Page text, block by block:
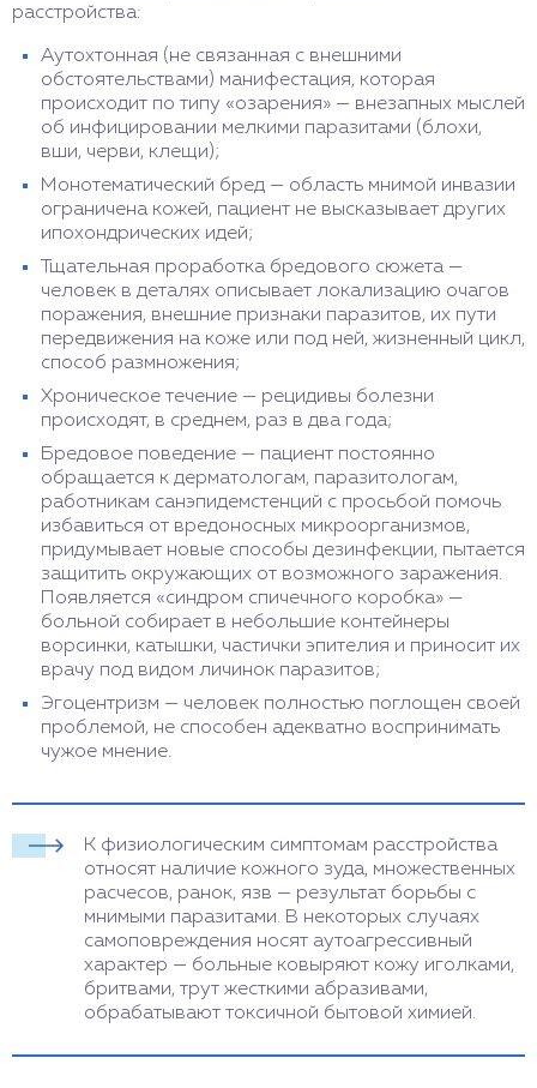
расстройства:
Аутохтонная (не связанная с внешними
обстоятельствами) манифестация, которая
происходит по типу «озарения» — внезапных мыслей
об инфицировании мелкими паразитами (блохи,
вши, черви, клещи);
Монотематический бред — область мнимой инвазии
ограничена кожей, пациент не высказывает других
ипохондрических идей;
Тщательная проработка бредового сюжета —
человек в деталях описывает локализацию очагов
поражения, внешние признаки паразитов, их пути
передвижения на коже или под ней, жизненный цикл,
способ размножения;
Хроническое течение — рецидивы болезни
происходят, в среднем, раз в два года;
Бредовое поведение — пациент постоянно
обращается к дерматологам, паразитологам,
работникам санэпидемстенций с просьбой помочь
избавиться от вредоносных микроорганизмов,
придумывает новые способы дезинфекции, пытается
защитить окружающих от возможного заражения.
Появляется «синдром спичечного коробка» —
больной собирает в небольшие контейнеры
ворсинки, катышки, частички эпителия и приносит их
врачу под видом личинок паразитов;
Эгоцентризм — человек полностью поглощен своей
проблемой, не способен адекватно воспринимать
чужое мнение.
К физиологическим симптомам расстройства
относят наличие кожного зуда, множественных
расчесов, ранок, язв — результат борьбы с
мнимыми паразитами. В некоторых случаях
самоповреждения носят аутоагрессивный
характер — больные ковыряют кожу иголками,
бритвами, трут жесткими абразивами,
обрабатывают токсичной бытовой химией.